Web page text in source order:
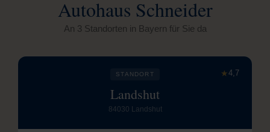
Autohaus Schneider
An 3 Standorten in Bayern für Sie da
★4,7
STANDORT
Landshut
84030 Landshut